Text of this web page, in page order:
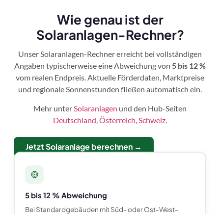
Wie genau ist der
Solaranlagen-Rechner?
Unser Solaranlagen-Rechner erreicht bei vollständigen
Angaben typischerweise eine Abweichung von 5 bis 12 %
vom realen Endpreis. Aktuelle Förderdaten, Marktpreise
und regionale Sonnenstunden fließen automatisch ein.
Mehr unter Solaranlagen und den Hub-Seiten
Deutschland Österreich Schweiz
Jetzt Solaranlage berechnen →
5 bis 12 % Abweichung
Bei Standardgebäuden mit Süd- oder Ost-West-